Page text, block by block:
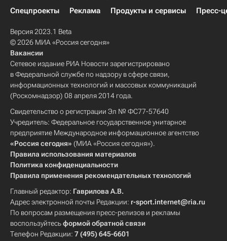
Спецпроекты
Реклама Продукты и сервисы Пресс-
Версия 2023.1 Beta
© 2026 МИА «Россия сегодня»
Вакансии
Сетевое издание РИА Новости зарегистрировано
в Федеральной службе по надзору в сфере связи,
информационных технологий и массовых коммуникаций
(Роскомнадзор) 08 апреля 2014 года.
Свидетельство о регистрации Эл № ФС77-57640
Учредитель: Федеральное государственное унитарное
предприятие Международное информационное агентство
«Россия сегодня» (МИА «Россия сегодня»).
Правила использования материалов
Политика конфиденциальности
Правила применения рекомендательных технологий
Главный редактор: Гаврилова А.В.
Адрес электронной почты Редакции: r-sport.internet@ria.ru
По вопросам размещения пресс-релизов и рекламы
воспользуйтесьформой обратной связи
Телефон Редакции: 7 (495) 645-6601